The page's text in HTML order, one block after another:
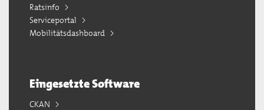
Ratsinfo
Serviceportal
Mobilitätsdashboard
Eingesetzte Software
CKAN